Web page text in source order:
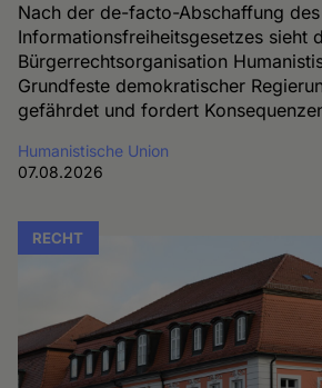
Nach der de-facto-Abschaffung des
Informationsfreiheitsgesetzes sieht
Bürgerrechtsorganisation
Grundfeste demokratischer
gefährdet und fordert
Humanistische Union
07.08.2026
RECHT